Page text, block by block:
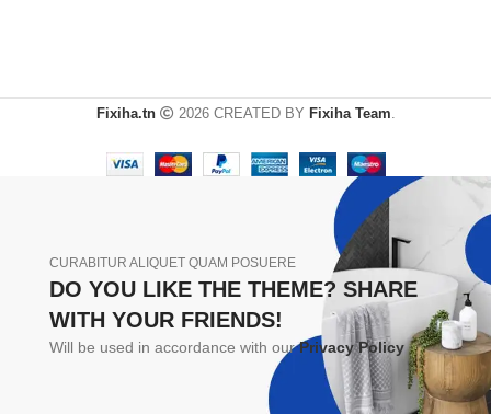
Fixiha.tn 2026 CREATED BY Fixiha Team.
CURABITUR ALIQUET QUAM POSUERE
DO YOU LIKE THE THEME? SHARE
WITH YOUR FRIENDS!
Will be used in accordance with ourPrivacy Policy